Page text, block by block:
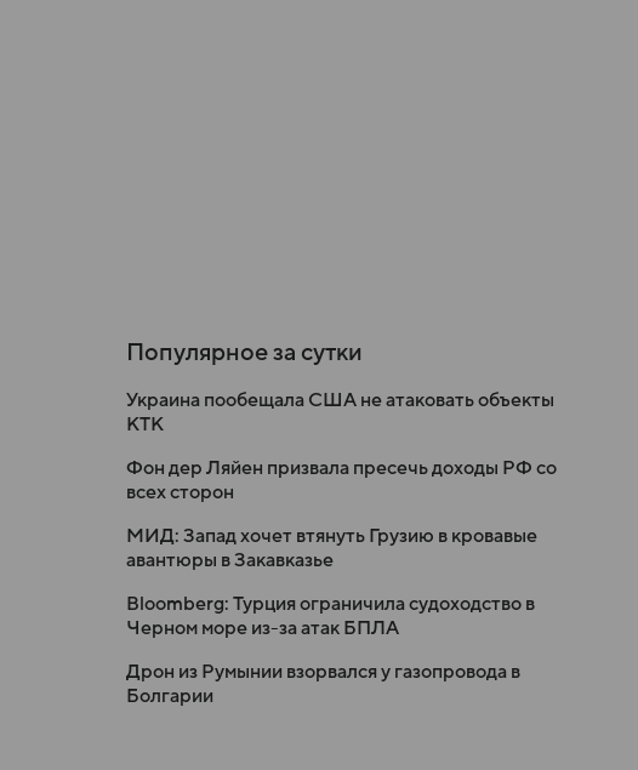
Популярное за сутки
Украина пообещала США не атаковать объекты
КТК
Фон дер Ляйен призвала пресечь доходы РФ со
всех сторон
МИД: Запад хочет втянуть Грузию в кровавые
авантюры в Закавказье
Bloomberg: Турция ограничила судоходство в
Черном море из-за атак БПЛА
Дрон из Румынии взорвался у газопровода в
Болгарии